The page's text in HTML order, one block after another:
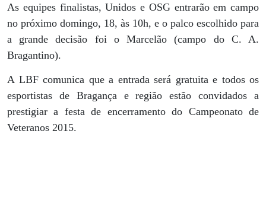
As equipes finalistas, Unidos e OSG entrarão em campo
no próximo domingo, 18, às 10h, e o palco escolhido para
a grande decisão foi o Marcelão (campo do C. A.
Bragantino).
A LBF comunica que a entrada será gratuita e todos os
esportistas de Bragança e região estão convidados a
prestigiar a festa de encerramento do Campeonato de
Veteranos 2015.